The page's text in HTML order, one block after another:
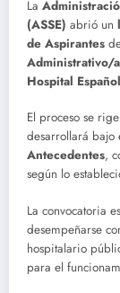
La
(ASSE) abrió un
de Aspirantes
Administrativo/a
Hospital Español
El proceso se
desarrollará bajo
Antecedentes,
según lo
La convocatoria
desempeñarse
hospitalario
para el